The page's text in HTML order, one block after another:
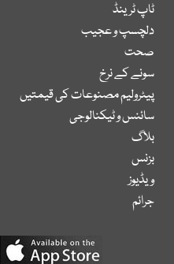
ٹاپ ٹرینڈ
دلچسپ و عجیب
صحت
سونے کے نرخ
پیٹرولیم مصنوعات کی قیمتیں
سائنس و ٹیکنالوجی
بلاگ
بزنس
ویڈیوز
جرائم